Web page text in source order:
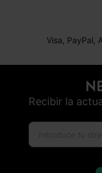
Visa, PayPal,
Recibir la